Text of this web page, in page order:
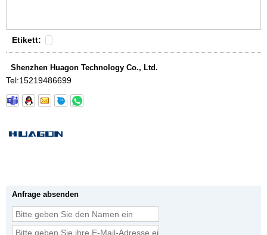
Etikett:
Shenzhen Huagon Technology Co., Ltd.
Tel:15219486699
Anfrage absenden